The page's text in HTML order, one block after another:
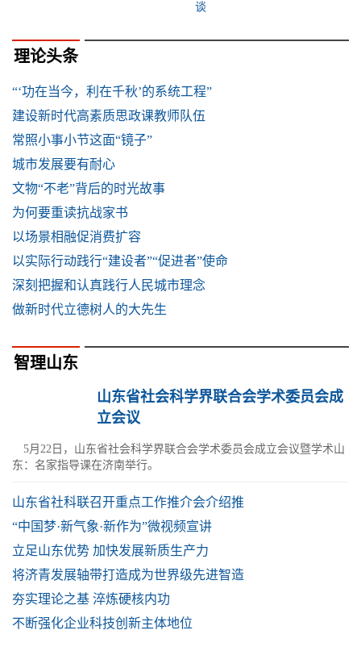
谈
理论头条
“‘功在当今，利在千秋’的系统工程”
建设新时代高素质思政课教师队伍
常照小事小节这面“镜子”
城市发展要有耐心
文物“不老”背后的时光故事
为何要重读抗战家书
以场景相融促消费扩容
以实际行动践行“建设者”“促进者”使命
深刻把握和认真践行人民城市理念
做新时代立德树人的大先生
智理山东
山东省社会科学界联合会学术委员会成
立会议
5月22日，山东省社会科学界联合会学术委员会成立会议暨学术山
东：名家指导课在济南举行。
山东省社科联召开重点工作推介会介绍推
“中国梦·新气象·新作为”微视频宣讲
立足山东优势 加快发展新质生产力
将济青发展轴带打造成为世界级先进智造
夯实理论之基 淬炼硬核内功
不断强化企业科技创新主体地位